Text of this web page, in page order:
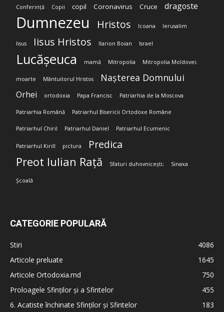
Conferință Copii copil Coronavirus Cruce dragoste
Dumnezeu Hristos Icoana Ierusalim
Iisus Iisus Hristos Ilarion Boian Israel
Lucășeuca mamă Mitropolia Mitropolia Moldovei;
moarte Mântuitorul Hristos Nașterea Domnului
Orhei ortodoxia Papa Francisc Patriarhia de la Moscova
Patriarhia Română Patriarhul Bisericii Ortodoxe Române
Patriarhul Chiril Patriarhul Daniel Patriarhul Ecumenic
Patriarhul Kirill pictura Predica
Preot Iulian Rață Sfaturi duhovnicești; Sinaxa
Școală
CATEGORIE POPULARĂ
Stiri
4086
Articole preluate
1645
Articole Ortodoxia.md
750
Proloagele Sfinților și a Sfintelor
455
6. Acatiste închinate Sfinților și Sfintelor
183